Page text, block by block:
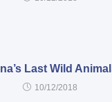
Last Wild
10/12/2018